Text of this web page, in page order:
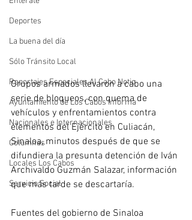
Deportes
La buena del día
Sólo Tránsito Local
Reportajes Especiales Al Cabo Notic
Ayuntamiento de Los Cabos Informa
Nacionales e Internacionales
Columnas
Locales Los Cabos
Servicio Social
Grupos armados llevaron a cabo una
serie de bloqueos, con quema de
vehículos y enfrentamientos contra
elementos del Ejército en Culiacán,
Sinaloa, minutos después de que se
difundiera la presunta detención de Iván
Archivaldo Guzmán Salazar, información
que más tarde se descartaría.
Fuentes del gobierno de Sinaloa